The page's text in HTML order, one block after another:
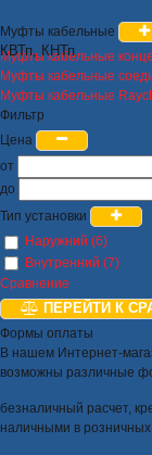
КВТп, КНТп
Муфты кабельные
Муфты кабельные
Муфты кабельные
Муфты кабельные
Фильтр
Цена
от
до
Тип установки
Наружний (6)
Внутренний (7)
Сравнение
ПЕРЕЙТИ К
Формы оплаты
В нашем Интернет-
возможны различные
безналичный расчет,
наличными в